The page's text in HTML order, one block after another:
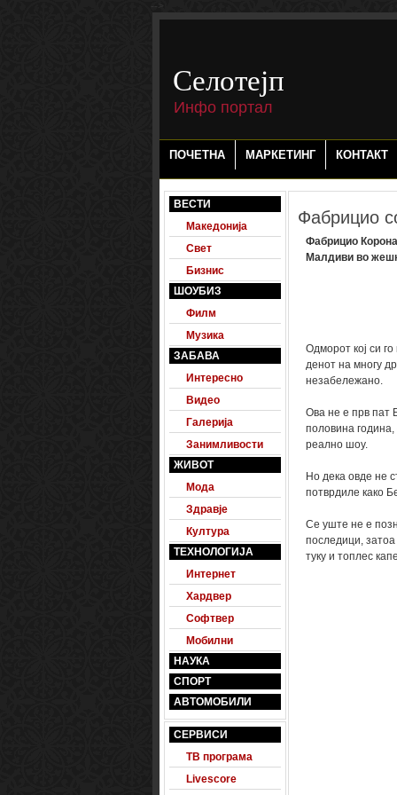
-->
Селотејп
Инфо портал
ПОЧЕТНА МАРКЕТИНГ КОНТАКТ
ВЕСТИ
Македонија
Свет
Бизнис
ШОУБИЗ
Филм
Музика
ЗАБАВА
Интересно
Видео
Галерија
Занимливости
ЖИВОТ
Мода
Здравје
Култура
ТЕХНОЛОГИЈА
Интернет
Хардвер
Софтвер
Мобилни
НАУКА
СПОРТ
АВТОМОБИЛИ
СЕРВИСИ
ТВ програма
Livescore
Фабрицио
Фабрицио
Малдиви во
Одморот кој си
денот на многу
незабележано.
Ова не е прв пат
половина година,
реално шоу.
Но дека овде не
потврдиле како
Се уште не е
последици,
туку и топлес